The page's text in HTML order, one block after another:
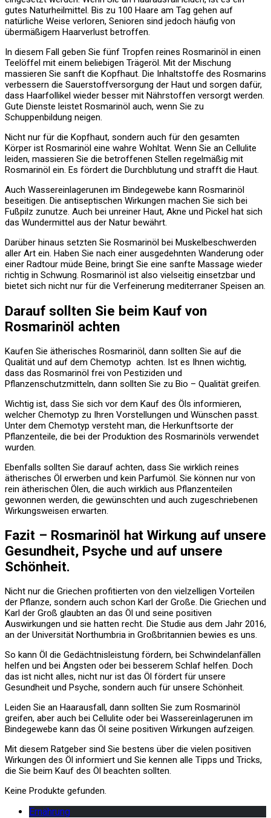
gutes Naturheilmittel. Bis zu 100 Haare am Tag gehen auf
natürliche Weise verloren, Senioren sind jedoch häufig von
übermäßigem Haarverlust betroffen.
In diesem Fall geben Sie fünf Tropfen reines Rosmarinöl in einen
Teelöffel mit einem beliebigen Trägeröl. Mit der Mischung
massieren Sie sanft die Kopfhaut. Die Inhaltstoffe des Rosmarins
verbessern die Sauerstoffversorgung der Haut und sorgen dafür,
dass Haarfollikel wieder besser mit Nährstoffen versorgt werden.
Gute Dienste leistet Rosmarinöl auch, wenn Sie zu
Schuppenbildung neigen.
Nicht nur für die Kopfhaut, sondern auch für den gesamten
Körper ist Rosmarinöl eine wahre Wohltat. Wenn Sie an Cellulite
leiden, massieren Sie die betroffenen Stellen regelmäßig mit
Rosmarinöl ein. Es fördert die Durchblutung und strafft die Haut.
Auch Wassereinlagerunen im Bindegewebe kann Rosmarinöl
beseitigen. Die antiseptischen Wirkungen machen Sie sich bei
Fußpilz zunutze. Auch bei unreiner Haut, Akne und Pickel hat sich
das Wundermittel aus der Natur bewährt.
Darüber hinaus setzten Sie Rosmarinöl bei Muskelbeschwerden
aller Art ein. Haben Sie nach einer ausgedehnten Wanderung oder
einer Radtour müde Beine, bringt Sie eine sanfte Massage wieder
richtig in Schwung. Rosmarinöl ist also vielseitig einsetzbar und
bietet sich nicht nur für die Verfeinerung mediterraner Speisen an.
Darauf sollten Sie beim Kauf von
Rosmarinöl achten
Kaufen Sie ätherisches Rosmarinöl, dann sollten Sie auf die
Qualität und auf dem Chemotyp achten. Ist es Ihnen wichtig,
dass das Rosmarinöl frei von Pestiziden und
Pflanzenschutzmitteln, dann sollten Sie zu Bio – Qualität greifen.
Wichtig ist, dass Sie sich vor dem Kauf des Öls informieren,
welcher Chemotyp zu Ihren Vorstellungen und Wünschen passt.
Unter dem Chemotyp versteht man, die Herkunftsorte der
Pflanzenteile, die bei der Produktion des Rosmarinöls verwendet
wurden.
Ebenfalls sollten Sie darauf achten, dass Sie wirklich reines
ätherisches Öl erwerben und kein Parfumöl. Sie können nur von
rein ätherischen Ölen, die auch wirklich aus Pflanzenteilen
gewonnen werden, die gewünschten und auch zugeschriebenen
Wirkungsweisen erwarten.
Fazit – Rosmarinöl hat Wirkung auf unsere
Gesundheit, Psyche und auf unsere
Schönheit.
Nicht nur die Griechen profitierten von den vielzelligen Vorteilen
der Pflanze, sondern auch schon Karl der Große. Die Griechen und
Karl der Groß glaubten an das Öl und seine positiven
Auswirkungen und sie hatten recht. Die Studie aus dem Jahr 2016,
an der Universität Northumbria in Großbritannien bewies es uns.
So kann Öl die Gedächtnisleistung fördern, bei Schwindelanfällen
helfen und bei Ängsten oder bei besserem Schlaf helfen. Doch
das ist nicht alles, nicht nur ist das Öl fördert für unsere
Gesundheit und Psyche, sondern auch für unsere Schönheit.
Leiden Sie an Haarausfall, dann sollten Sie zum Rosmarinöl
greifen, aber auch bei Cellulite oder bei Wassereinlagerunen im
Bindegewebe kann das Öl seine positiven Wirkungen aufzeigen.
Mit diesem Ratgeber sind Sie bestens über die vielen positiven
Wirkungen des Öl informiert und Sie kennen alle Tipps und Tricks,
die Sie beim Kauf des Öl beachten sollten.
Keine Produkte gefunden.
Ernährung